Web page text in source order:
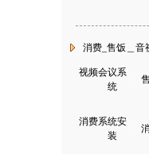
消费_售饭＿音
视频会议系
统
消费系统安
装